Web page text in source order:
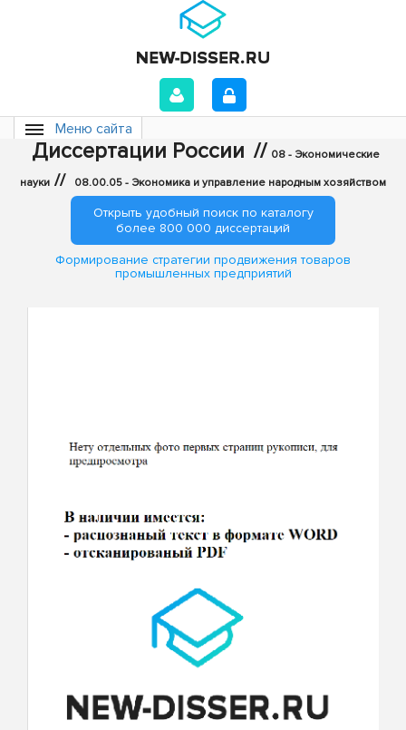
Меню сайта
Диссертации России // 08 - Экономические
науки // 08.00.05 - Экономика и управление народным хозяйством
Открыть удобный поиск по каталогу
более 800 000 диссертаций
Формирование стратегии продвижения товаров
промышленных предприятий